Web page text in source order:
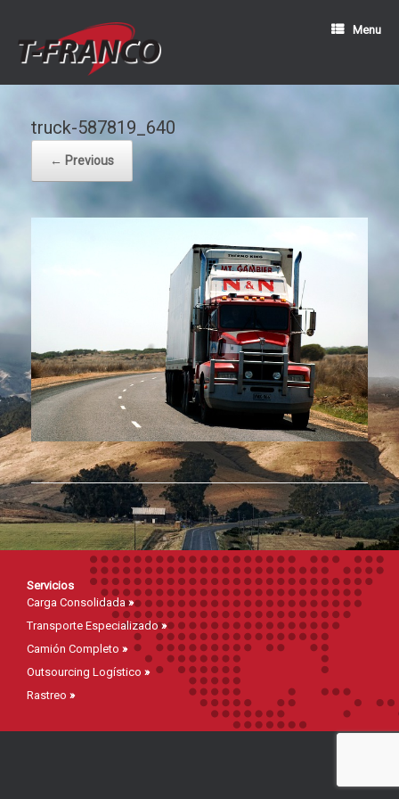
Menu
truck-587819_640
← Previous
Servicios
Carga Consolidada»
Transporte Especializado»
Camión Completo »
Outsourcing Logístico »
Rastreo »